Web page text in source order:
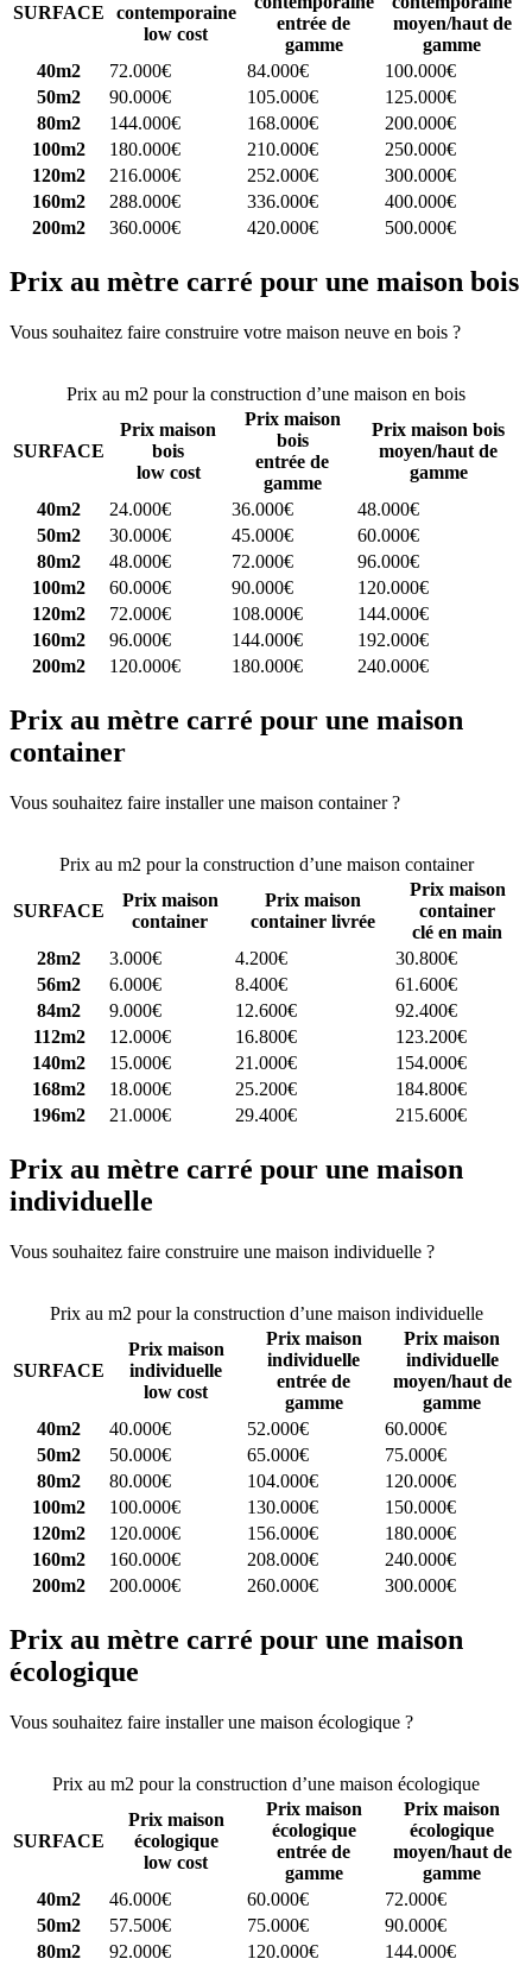
SURFACE
contemporaine
low cost
entrée de
gamme
moyen/haut de
gamme
40m2
72.000€ 84.000€
100.000€
50m2
90.000€ 105.000€
125.000€
80m2
144.000€ 168.000€
200.000€
100m2
180.000€ 210.000€
250.000€
120m2
216.000€ 252.000€
300.000€
160m2
288.000€ 336.000€
400.000€
200m2
360.000€ 420.000€ 500.000€
Prix au mètre carré pour une maison bois
Vous souhaitez faire construire votre maison neuve en bois ?
Prix au m2 pour la construction d’une maison en bois
SURFACE
Prix maison
bois
low cost
Prix maison
bois
entrée de
gamme
Prix maison bois
moyen/haut de
gamme
40m2
24.000€ 36.000€
48.000€
50m2
30.000€ 45.000€
60.000€
80m2
48.000€ 72.000€
96.000€
100m2
60.000€ 90.000€
120.000€
120m2
72.000€ 108.000€
144.000€
160m2
96.000€ 144.000€
192.000€
200m2
120.000€ 180.000€ 240.000€
Prix au mètre carré pour une maison
container
Vous souhaitez faire installer une maison container ?
Prix au m2 pour la construction d’une maison container
SURFACE
Prix maison
container
Prix maison
container livrée
Prix maison
container
clé en main
28m2
3.000€ 4.200€
30.800€
56m2
6.000€ 8.400€
61.600€
84m2
9.000€ 12.600€
92.400€
112m2
12.000€ 16.800€
123.200€
140m2
15.000€ 21.000€
154.000€
168m2
18.000€ 25.200€
184.800€
196m2
21.000€ 29.400€ 215.600€
Prix au mètre carré pour une maison
individuelle
Vous souhaitez faire construire une maison individuelle ?
Prix au m2 pour la construction d’une maison individuelle
SURFACE
Prix maison
individuelle
low cost
Prix maison
individuelle
entrée de
gamme
Prix maison
individuelle
moyen/haut de
gamme
40m2
40.000€ 52.000€
60.000€
50m2
50.000€ 65.000€
75.000€
80m2
80.000€ 104.000€
120.000€
100m2
100.000€ 130.000€
150.000€
120m2
120.000€ 156.000€
180.000€
160m2
160.000€ 208.000€
240.000€
200m2
200.000€ 260.000€ 300.000€
Prix au mètre carré pour une maison
écologique
Vous souhaitez faire installer une maison écologique ?
Prix au m2 pour la construction d’une maison écologique
SURFACE
Prix maison
écologique
low cost
Prix maison
écologique
entrée de
gamme
Prix maison
écologique
moyen/haut de
gamme
40m2
46.000€ 60.000€
72.000€
50m2
57.500€ 75.000€
90.000€
80m2
92.000€ 120.000€
144.000€